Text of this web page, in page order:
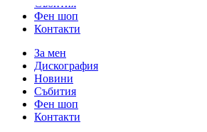
Събития
Фен шоп
Контакти
За мен
Дискография
Новини
Събития
Фен шоп
Контакти